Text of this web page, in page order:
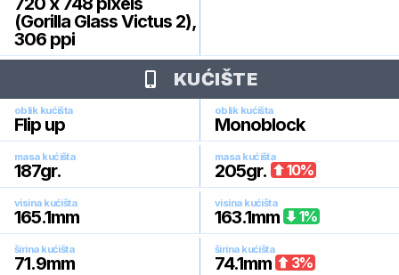
(Gorilla Glass Victus 2),
306 ppi
KUĆIŠTE
oblik kućišta
Flip up
oblik kućišta
Monoblock
masa kućišta
187gr.
masa kućišta
205gr. 10%
visina kućišta
165.1mm
visina kućišta
163.1mm 1%
širina kućišta
71.9mm
širina kućišta
74.1mm 3%